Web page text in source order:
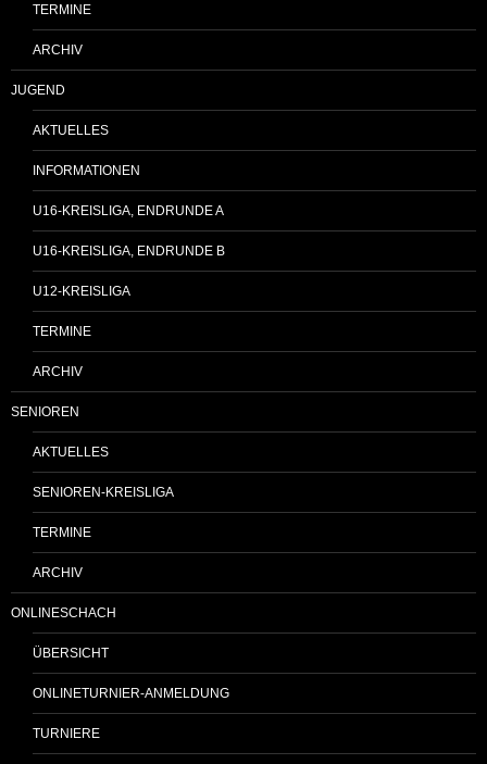
TERMINE
ARCHIV
JUGEND
AKTUELLES
INFORMATIONEN
U16-KREISLIGA, ENDRUNDE A
U16-KREISLIGA, ENDRUNDE B
U12-KREISLIGA
TERMINE
ARCHIV
SENIOREN
AKTUELLES
SENIOREN-KREISLIGA
TERMINE
ARCHIV
ONLINESCHACH
ÜBERSICHT
ONLINETURNIER-ANMELDUNG
TURNIERE